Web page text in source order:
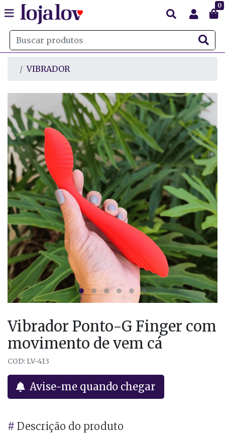
0
VIBRADOR
Vibrador Ponto-G Finger com
movimento de vem cá
COD: LV-413
Avise-me quando chegar
# Descrição do produto